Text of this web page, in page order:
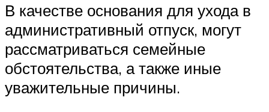
В качестве основания для ухода в
административный отпуск, могут
рассматриваться семейные
обстоятельства, а также иные
уважительные причины.